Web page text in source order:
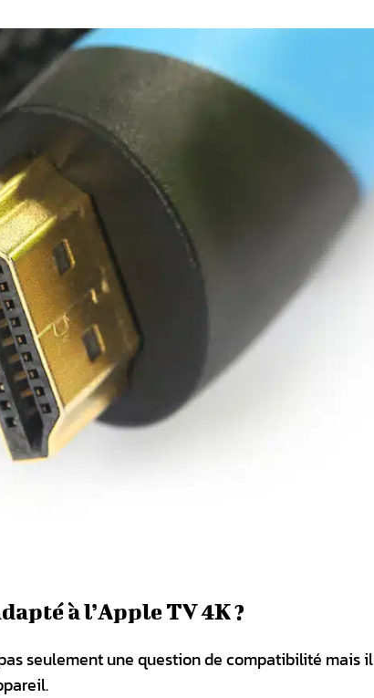
à l’Apple TV 4K ?
seulement une question de compatibilité mais il